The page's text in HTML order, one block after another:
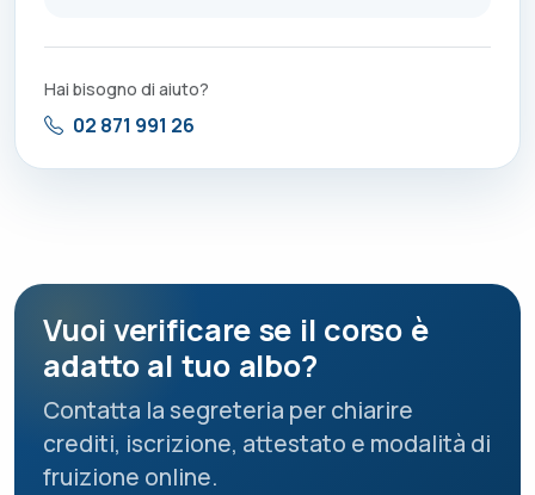
Hai bisogno di aiuto?
02 871 991 26
Vuoi verificare se il corso è
adatto al tuo albo?
Contatta la segreteria per chiarire
crediti, iscrizione, attestato e modalità di
fruizione online.